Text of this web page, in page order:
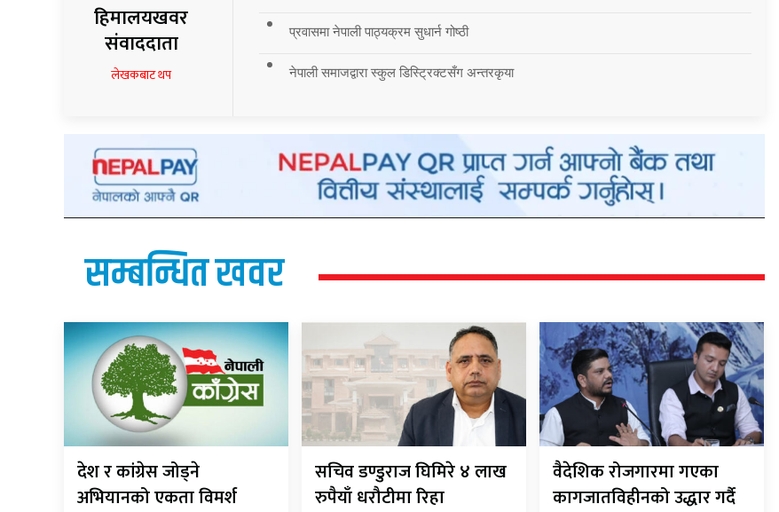
हिमालयखवर
संवाददाता
लेखकबाट थप
प्रवासमा नेपाली पाठ्यक्रम सुधार्न गोष्ठी
नेपाली समाजद्वारा स्कुल डिस्ट्रिक्टसँग अन्तरकृया
सम्बन्धित खवर
देश र कांग्रेस जोड्ने
अभियानको एकता विमर्श
सचिव डण्डुराज घिमिरे ४ लाख
रुपैयाँ धरौटीमा रिहा
वैदेशिक रोजगारमा गएका
कागजातविहीनको उद्धार गर्दै